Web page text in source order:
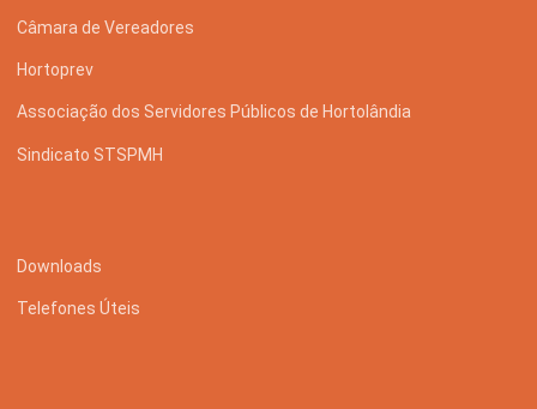
Câmara de Vereadores
Hortoprev
Associação dos Servidores Públicos de Hortolândia
Sindicato STSPMH
Downloads
Telefones Úteis